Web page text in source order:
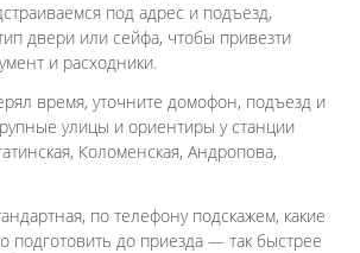
под адрес и подъезд,
двери или сейфа, чтобы привезти
и расходники.
время, уточните домофон, подъезд и
улицы и ориентиры у станции
Коломенская, Андропова,
по телефону подскажем, какие
подготовить до приезда — так быстрее